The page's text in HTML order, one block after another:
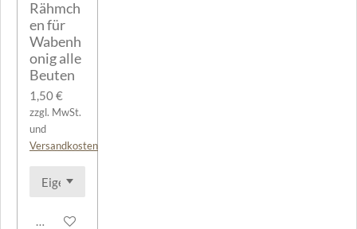
Rähmch
en für
Wabenh
onig alle
Beuten
1,50 €
zzgl. MwSt.
und
Versandkosten
Details anzeigen